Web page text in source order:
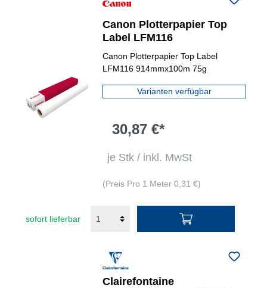
Canon Plotterpapier Top
Label LFM116
Canon Plotterpapier Top Label
LFM116 914mmx100m 75g
Varianten verfügbar
30,87 €*
je Stk / inkl. MwSt
(Preis Pro 1 Meter 0,31 €)
sofort lieferbar
Clairefontaine